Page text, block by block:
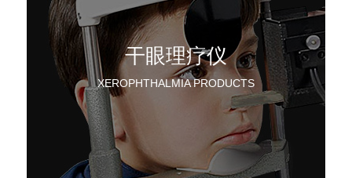
干眼理疗仪
XEROPHTHALMIA PRODUCTS